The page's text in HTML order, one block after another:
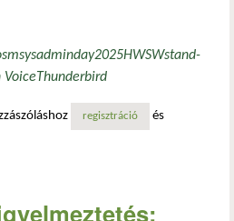
sysadminday2025HWSWstand-
VoiceThunderbird
2025: egy nap, ami csak róluk szólt
regisztráció és